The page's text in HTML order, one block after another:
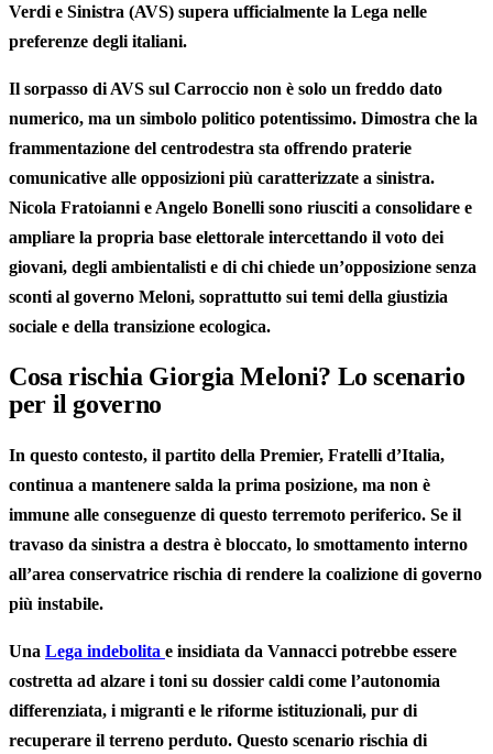
Verdi e Sinistra (AVS) supera ufficialmente la Lega nelle
preferenze degli italiani.
Il sorpasso di AVS sul Carroccio non è solo un freddo dato
numerico, ma un simbolo politico potentissimo. Dimostra che la
frammentazione del centrodestra sta offrendo praterie
comunicative alle opposizioni più caratterizzate a sinistra.
Nicola Fratoianni e Angelo Bonelli sono riusciti a consolidare e
ampliare la propria base elettorale intercettando il voto dei
giovani, degli ambientalisti e di chi chiede un’opposizione senza
sconti al governo Meloni, soprattutto sui temi della giustizia
sociale e della transizione ecologica.
Cosa rischia Giorgia Meloni? Lo scenario
per il governo
In questo contesto, il partito della Premier, Fratelli d’Italia,
continua a mantenere salda la prima posizione, ma non è
immune alle conseguenze di questo terremoto periferico. Se il
travaso da sinistra a destra è bloccato, lo smottamento interno
all’area conservatrice rischia di rendere la coalizione di governo
più instabile.
Una Lega indebolita e insidiata da Vannacci potrebbe essere
costretta ad alzare i toni su dossier caldi come l’autonomia
differenziata, i migranti e le riforme istituzionali, pur di
recuperare il terreno perduto. Questo scenario rischia di